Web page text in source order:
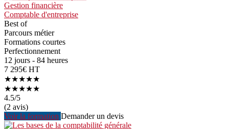
Gestion financière
Comptable d'entreprise
Best of
Parcours métier
Formations courtes
Perfectionnement
12 jours - 84 heures
7 295€ HT
★★★★★
★★★★★
4.5/5
(2 avis)
Voir la formation Demander un devis